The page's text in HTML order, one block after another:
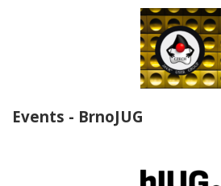
Events - BrnoJUG